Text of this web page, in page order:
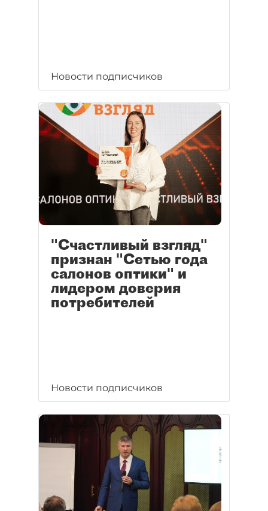
Новости подписчиков
"Счастливый взгляд"
признан "Сетью года
салонов оптики" и
лидером доверия
потребителей
Новости подписчиков